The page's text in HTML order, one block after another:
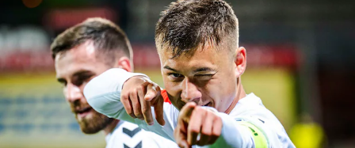
search
Suchbegriff
eingeben
© Krone Multimedia GmbH & Co KG 2026